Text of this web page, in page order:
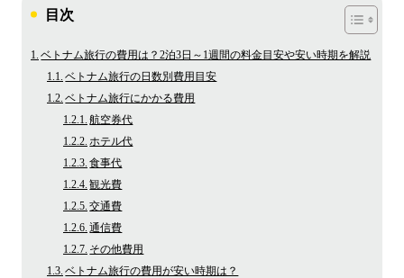
目次
ベトナム旅行の費用は？2泊3日～1週間の料金目安や安い時期を解説
ベトナム旅行の日数別費用目安
ベトナム旅行にかかる費用
航空券代
ホテル代
食事代
観光費
交通費
通信費
その他費用
ベトナム旅行の費用が安い時期は？